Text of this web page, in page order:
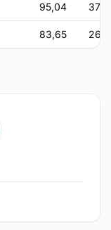
95,04 374
83,65 264